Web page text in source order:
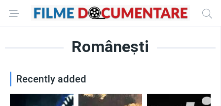
Românești
Recently added